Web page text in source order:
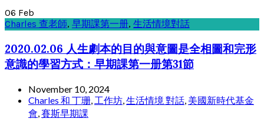
06 Feb
Charles 查老師, 早期課第一册, 生活情境對話
2020.02.06 人生劇本的目的與意圖是全相圖和完形
意識的學習方式：早期課第一册第31節
November 10, 2024
Charles 和 丁珊, 工作坊,生活情境 對話, 美國新時代基金
會,賽斯早期課